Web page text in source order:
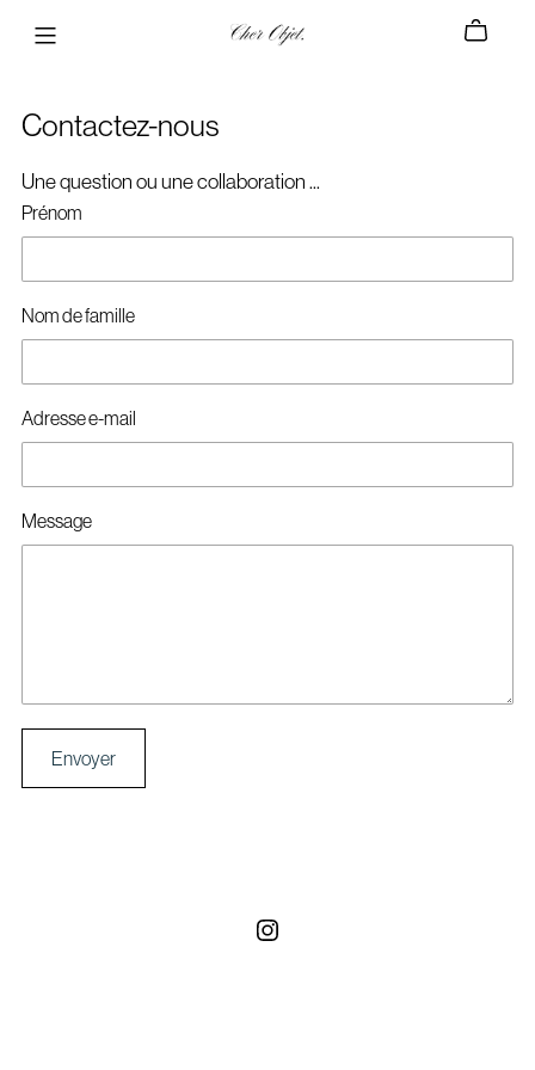
Contactez-nous
Une question ou une collaboration ...
Prénom
Nom de famille
Adresse e-mail
Message
Envoyer